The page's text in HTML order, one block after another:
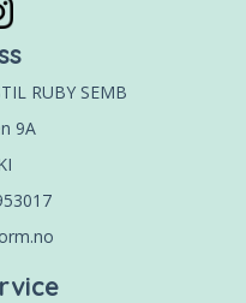
RUBY SEMB
9A